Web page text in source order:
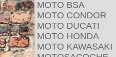
MOTO BSA
MOTO CONDOR
MOTO DUCATI
MOTO HONDA
MOTO KAWASAKI